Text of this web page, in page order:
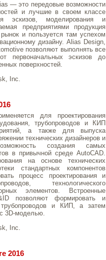
— это передовые возможности
и лучшие в своем классе
эскизов, моделирования и
предприятиями продукция
и пользуется там успехом
дизайну. Alias Design,
позволяют выполнять все
первоначальных эскизов до
поверхностей.
Inc.
для проектирования
трубопроводов и КИП
а также для выпуска
технических дизайнеров и
создания самых
в привычной среде AutoCAD.
на основе технических
стандартных компонентов
процесс проектирования и
технологического
элементов. Встроенные
позволяют формировать и
трубопроводов и КИП, а затем
3D-моделью.
Inc.
2016